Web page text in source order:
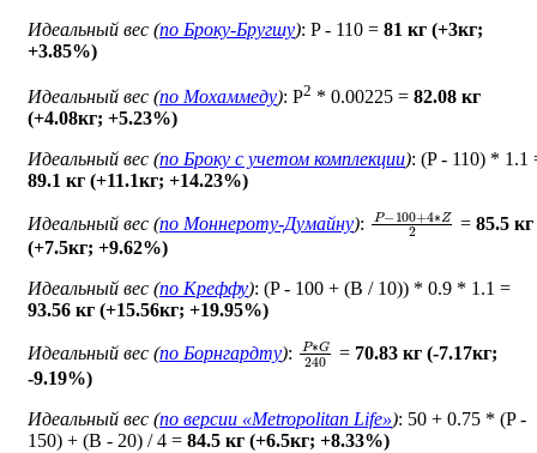
Идеальный вес (по Броку-Бругшу): P - 110 = 81 кг (+3кг;
+3.85%)
Идеальный вес (по Мохаммеду): P2 * 0.00225 = 82.08 кг
(+4.08кг; +5.23%)
Идеальный вес (по Броку c учетом комплекции): (P - 110) * 1.1
89.1 кг (+11.1кг; +14.23%)
Идеальный вес (по Моннероту-Думайну): P− 100 +4∗ 2
=85.5 кг
(+7.5кг; +9.62%)
Идеальный вес (по Креффу): (P - 100 + (B / 10)) * 0.9 * 1.1 =
93.56 кг (+15.56кг; +19.95%)
Идеальный вес (по Борнгардту): P∗G 240
= 70.83 кг (-7.17кг;
-9.19%)
Идеальный вес (по версии «Metropolitan Life»): 50 + 0.75 * (P -
150) + (B - 20) / 4 = 84.5 кг (+6.5кг; +8.33%)